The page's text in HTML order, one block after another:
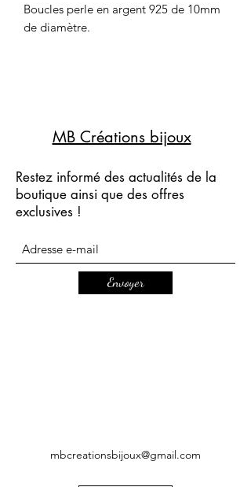
Boucles perle en argent 925 de 10mm
de diamètre.
MB Créations bijoux
Restez informé des actualités de la
boutique ainsi que des offres
exclusives !
Envoyer
mbcreationsbijoux@gmail.com